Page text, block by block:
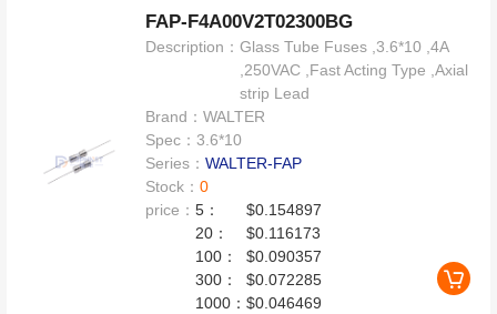
FAP-F4A00V2T02300BG
Description：Glass Tube Fuses ,3.6*10 ,4A
,250VAC ,Fast Acting Type ,Axial
strip Lead
Brand：WALTER
Spec：3.6*10
Series：WALTER-FAP
Stock：0
price：5：
$0.154897
20：
$0.116173
100：
$0.090357
300：
$0.072285
1000：$0.046469